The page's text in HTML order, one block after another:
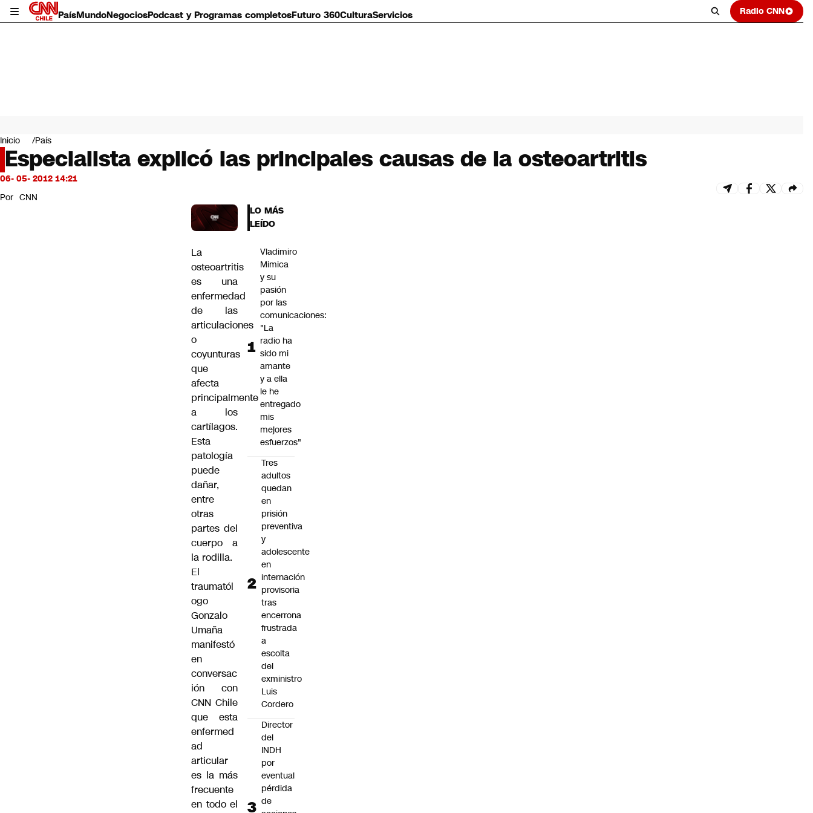
PaísMundoNegociosPodcast y Programas completosFuturo 360CulturaServicios Radio CNN
Mundo
Negocios
Deportes
Programas completos
Servicios
Inicio País
Especialista explicó las principales causas de la osteoartritis
06- 05- 2012 14:21
Por CNN
La
osteoartritis
es una
enfermedad
de las
articulaciones
o
coyunturas
que
afecta
principalmente
a los
cartílagos.
Esta
patología
puede
dañar,
entre
otras
partes del
cuerpo a
la rodilla.
El
traumatól
ogo
Gonzalo
Umaña
manifestó
en
conversac
ión con
CNN Chile
que esta
enfermed
ad
articular
es la más
frecuente
en todo el
LO MÁS
LEÍDO
Vladimiro
Mimica
y su
pasión
por las
comunicaciones:
"La
radio ha
sido mi
amante
y a ella
le he
entregado
mis
mejores
esfuerzos"
Tres
adultos
quedan
en
prisión
preventiva
y
adolescente
en
internación
provisoria
tras
encerrona
frustrada
a
escolta
del
exministro
Luis
Cordero
Director
del
INDH
por
eventual
pérdida
de